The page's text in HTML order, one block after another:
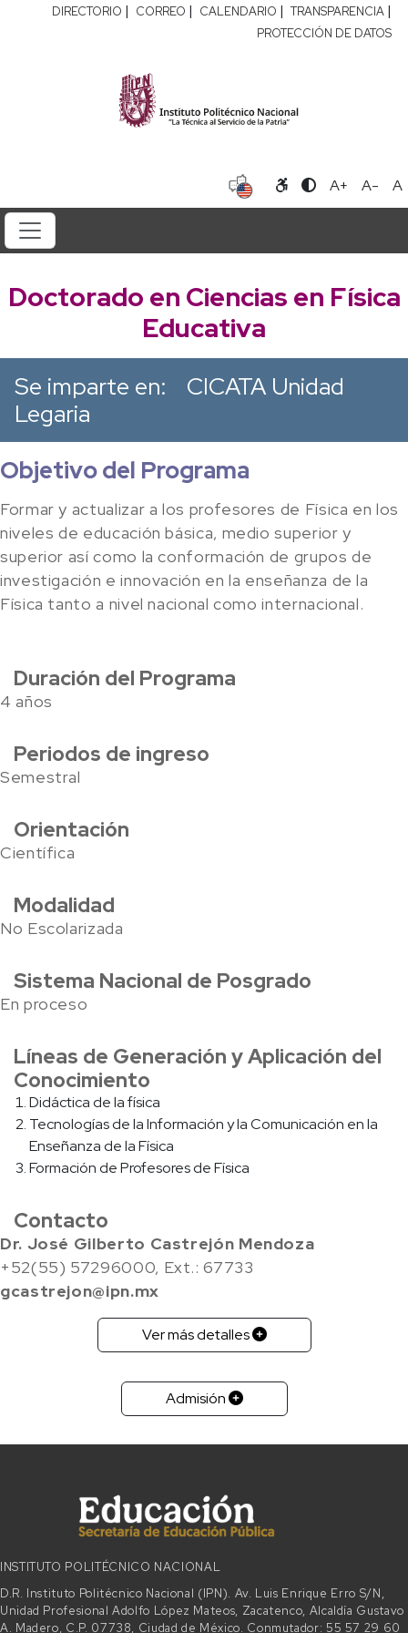
DIRECTORIO | CORREO | CALENDARIO | TRANSPARENCIA |
PROTECCIÓN DE DATOS
A+ A- A
Doctorado en Ciencias en Física
Educativa
Se imparte en:
CICATA Unidad
Legaria
Objetivo del Programa
Formar y actualizar a los profesores de Física en los
niveles de educación básica, medio superior y
superior así como la conformación de grupos de
investigación e innovación en la enseñanza de la
Física tanto a nivel nacional como internacional.
Duración del Programa
4 años
Periodos de ingreso
Semestral
Orientación
Científica
Modalidad
No Escolarizada
Sistema Nacional de Posgrado
En proceso
Líneas de Generación y Aplicación del
Conocimiento
Didáctica de la física
Tecnologías de la Información y la Comunicación en la
Enseñanza de la Física
Formación de Profesores de Física
Contacto
Dr. José Gilberto Castrejón Mendoza
+52(55) 57296000, Ext.: 67733
gcastrejon@ipn.mx​
Ver más detalles
Admisión
INSTITUTO POLITÉCNICO NACIONAL
D.R. Instituto Politécnico Nacional (IPN). Av. Luis Enrique Erro S/N,
Unidad Profesional Adolfo López Mateos, Zacatenco, Alcaldía Gustavo
A. Madero, C.P. 07738, Ciudad de México. Conmutador: 55 57 29 60